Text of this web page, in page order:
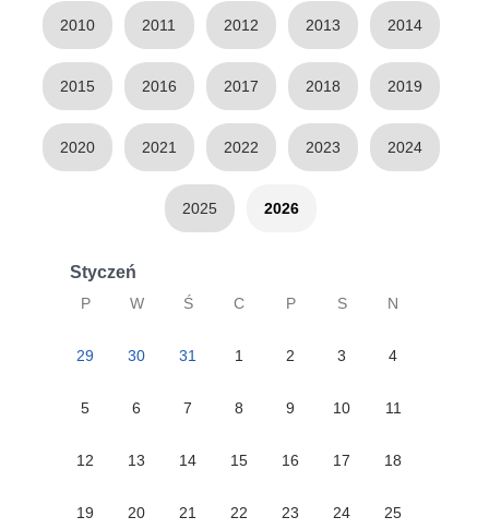
2010 2011 2012 2013 2014
2015 2016 2017 2018 2019
2020 2021 2022 2023 2024
2025 2026
Styczeń
P W Ś C P S N
29 30 31 1 2 3 4
5 6 7 8 9 10 11
12 13 14 15 16 17 18
19 20 21 22 23 24 25